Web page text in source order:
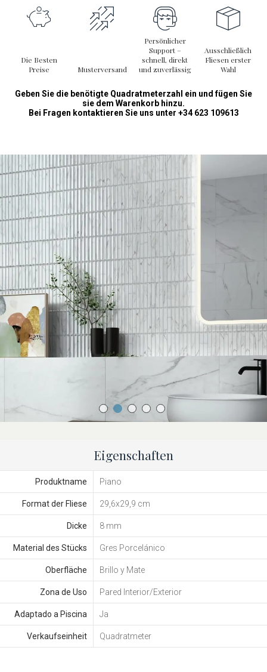
Die Besten
Preise
Musterversand
Persönlicher
Support –
schnell, direkt
und zuverlässig
Ausschließlich
Fliesen erster
Wahl
Geben Sie die benötigte Quadratmeterzahl ein und fügen Sie
sie dem Warenkorb hinzu.
Bei Fragen kontaktieren Sie uns unter +34 623 109613
Eigenschaften
Produktname Piano
Format der Fliese 29,6x29,9 cm
Dicke 8 mm
Material des Stücks Gres Porcelánico
Oberfläche Brillo y Mate
Zona de Uso Pared Interior/Exterior
Adaptado a Piscina Ja
Verkaufseinheit Quadratmeter